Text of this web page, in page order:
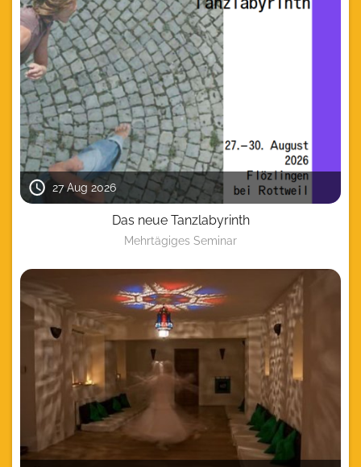
27 Aug 2026
Das neue Tanzlabyrinth
Mehrtägiges Seminar